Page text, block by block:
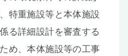
特重施設等と本体施設
る詳細設計を審査する
め、本体施設等の工事